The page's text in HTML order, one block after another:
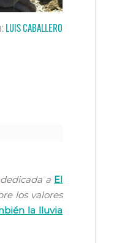
LUIS CABALLERO
a El
los valores
la lluvia